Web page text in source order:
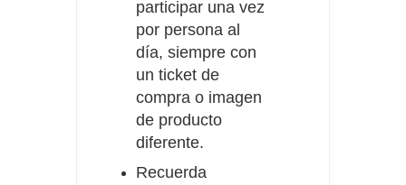
participar una vez
por persona al
día, siempre con
un ticket de
compra o imagen
de producto
diferente.
Recuerda